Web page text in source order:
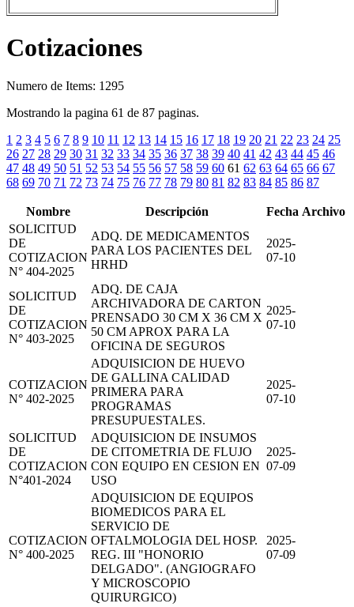
Cotizaciones
Numero de Items: 1295
Mostrando la pagina 61 de 87 paginas.
1 2 3 4 5 6 7 8 9 10 11 12 13 14 15 16 17 18 19 20 21 22 23 24 25
26 27 28 29 30 31 32 33 34 35 36 37 38 39 40 41 42 43 44 45 46
47 48 49 50 51 52 53 54 55 56 57 58 59 60 61 62 63 64 65 66 67
68 69 70 71 72 73 74 75 76 77 78 79 80 81 82 83 84 85 86 87
Nombre Descripción Fecha Archivo
SOLICITUD
DE
COTIZACION
N° 404-2025
ADQ. DE MEDICAMENTOS
PARA LOS PACIENTES DEL
HRHD
2025-
07-10
SOLICITUD
DE
COTIZACION
N° 403-2025
ADQ. DE CAJA
ARCHIVADORA DE CARTON
PRENSADO 30 CM X 36 CM X
50 CM APROX PARA LA
OFICINA DE SEGUROS
2025-
07-10
COTIZACION
N° 402-2025
ADQUISICION DE HUEVO
DE GALLINA CALIDAD
PRIMERA PARA
PROGRAMAS
PRESUPUESTALES.
2025-
07-10
SOLICITUD
DE
COTIZACION
N°401-2024
ADQUISICION DE INSUMOS
DE CITOMETRIA DE FLUJO
CON EQUIPO EN CESION EN
USO
2025-
07-09
COTIZACION
N° 400-2025
ADQUISICION DE EQUIPOS
BIOMEDICOS PARA EL
SERVICIO DE
OFTALMOLOGIA DEL HOSP.
REG. III "HONORIO
DELGADO". (ANGIOGRAFO
Y MICROSCOPIO
QUIRURGICO)
2025-
07-09